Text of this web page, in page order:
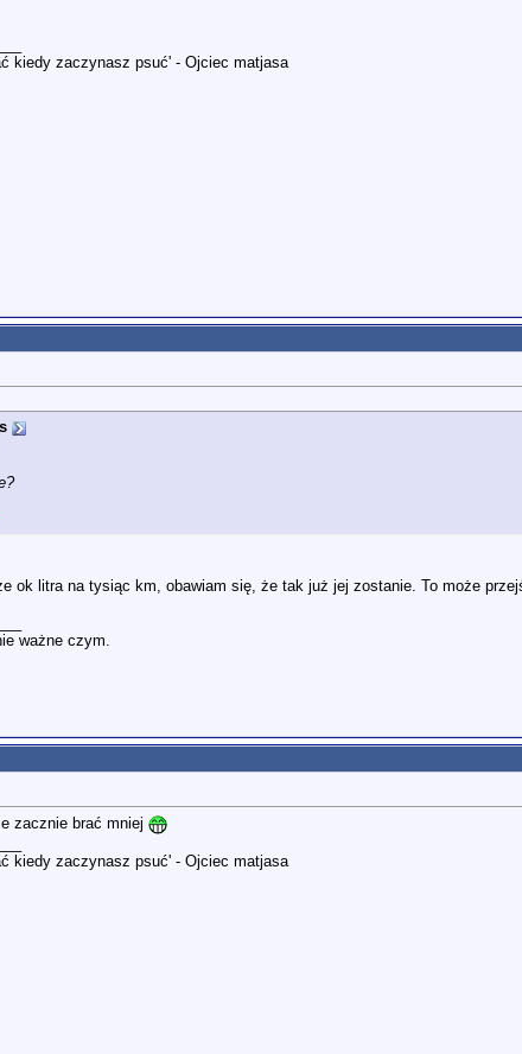
kiedy zaczynasz psuć' - Ojciec matjasa
ok litra na tysiąc km, obawiam się, że tak już jej zostanie. To może
ważne czym.
zacznie brać mniej
kiedy zaczynasz psuć' - Ojciec matjasa